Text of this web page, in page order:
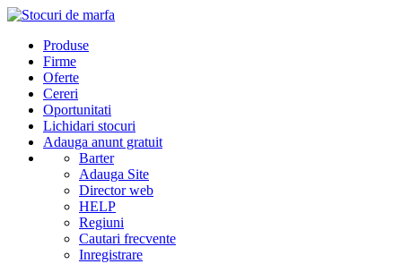
Produse
Firme
Oferte
Cereri
Oportunitati
Lichidari stocuri
Adauga anunt gratuit
Barter
Adauga Site
Director web
HELP
Regiuni
Cautari frecvente
Inregistrare